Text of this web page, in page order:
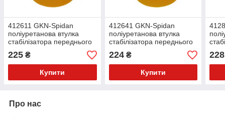
412611 GKN-Spidan
поліуретанова втулка
стабілізатора переднього
PolyBush (аналог) v17
225 ₴
Купити
412641 GKN-Spidan
поліуретанова втулка
стабілізатора переднього
PolyBush (аналог) v17
224₴
Купити
228
Про нас